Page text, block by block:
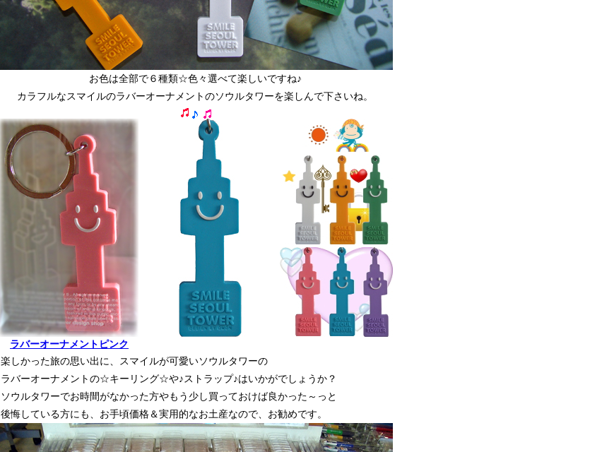
お色は全部で６種類☆色々選べて楽しいですね♪
カラフルなスマイルのラバーオーナメントのソウルタワーを楽しんで下さいね。
ラバーオーナメントピンク
楽しかった旅の思い出に、スマイルが可愛いソウルタワーの
ラバーオーナメントの☆キーリング☆や♪ストラップ♪はいかがでしょうか？
ソウルタワーでお時間がなかった方やもう少し買っておけば良かった～っと
後悔している方にも、お手頃価格＆実用的なお土産なので、お勧めです。